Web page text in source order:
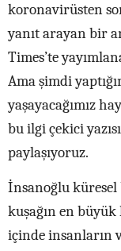
koronavirüsten
yanıt arayan bir
Times’te
Ama şimdi
yaşayacağımız
bu ilgi çekici
paylaşıyoruz.
İnsanoğlu
kuşağın en
içinde insanların